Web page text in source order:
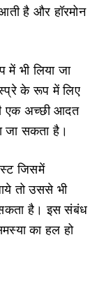
है और हॉरमोन
में भी लिया जा
के रूप में लिए
एक अच्छी आदत
जा सकता है।
जिसमें
तो उससे भी
है। इस संबंध
का हल हो